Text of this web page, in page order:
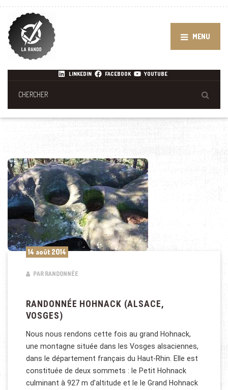
MENU
LINKEDIN FACEBOOK YOUTUBE
14 août 2014
PAR RANDONNÉE
RANDONNÉE HOHNACK (ALSACE,
VOSGES)
Nous nous rendons cette fois au grand Hohnack,
une montagne située dans les Vosges alsaciennes,
dans le département français du Haut-Rhin. Elle est
constituée de deux sommets : le Petit Hohnack
culminant à 927 m d’altitude et le le Grand Hohnack